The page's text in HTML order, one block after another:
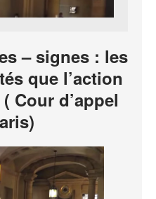
– signes : les
que l’action
Cour d’appel